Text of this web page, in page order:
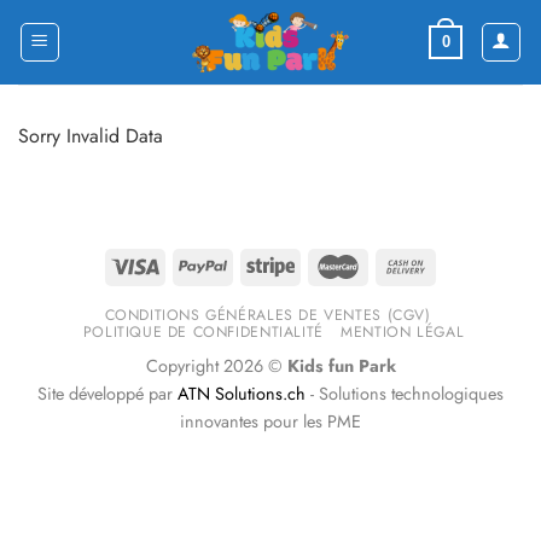
0
Sorry Invalid Data
CONDITIONS GÉNÉRALES DE VENTES (CGV)
POLITIQUE DE CONFIDENTIALITÉ MENTION LÉGAL
Copyright 2026 © Kids fun Park
Site développé par ATN Solutions.ch - Solutions technologiques
innovantes pour les PME